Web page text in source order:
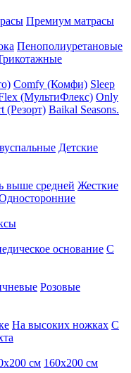
Премиум матрасы
Пенополиуретановые
Comfy (Комфи) Sleep
(МультиФлекс) Only
(Резорт) Baikal Seasons.
Детские
выше средней Жесткие
основание С
Розовые
На высоких ножках С
см 160х200 см